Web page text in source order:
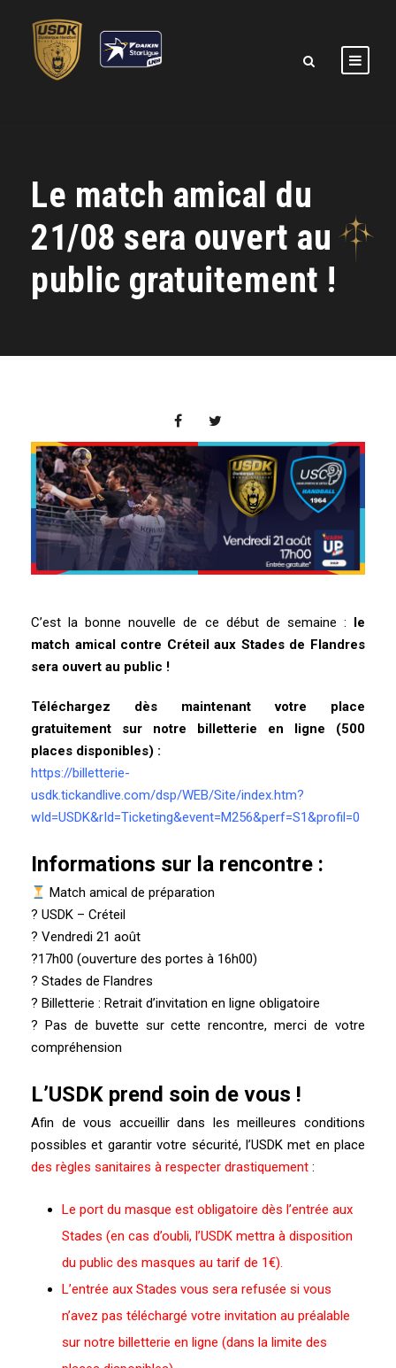
Le match amical du
21/08 sera ouvert au
public gratuitement !
C’est la bonne nouvelle de ce début de semaine : le
match amical contre Créteil aux Stades de Flandres
sera ouvert au public !
Téléchargez dès maintenant votre place
gratuitement sur notre billetterie en ligne (500
places disponibles) :
https://billetterie-
usdk.tickandlive.com/dsp/WEB/Site/index.htm?
wId=USDK&rId=Ticketing&event=M256&perf=S1&profil=0
Informations sur la rencontre :
Match amical de préparation
? USDK – Créteil
? Vendredi 21 août
?17h00 (ouverture des portes à 16h00)
? Stades de Flandres
?️ Billetterie : Retrait d’invitation en ligne obligatoire
? Pas de buvette sur cette rencontre, merci de votre
compréhension
L’USDK prend soin de vous !
Afin de vous accueillir dans les meilleures conditions
possibles et garantir votre sécurité, l’USDK met en place
des règles sanitaires à respecter drastiquement :
Le port du masque est obligatoire dès l’entrée aux
Stades (en cas d’oubli, l’USDK mettra à disposition
du public des masques au tarif de 1€).
L’entrée aux Stades vous sera refusée si vous
n’avez pas téléchargé votre invitation au préalable
sur notre billetterie en ligne (dans la limite des